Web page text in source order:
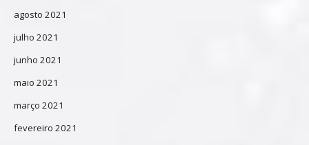
agosto 2021
julho 2021
junho 2021
maio 2021
março 2021
fevereiro 2021